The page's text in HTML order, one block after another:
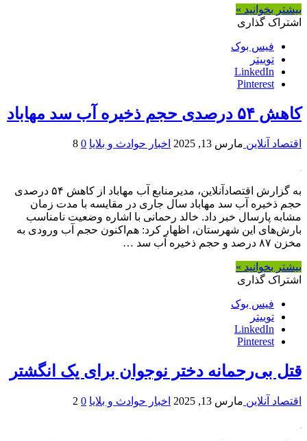
بیشتر بخوانید »
اشتراک گذاری
فیس بوک
توییتر
LinkedIn
Pinterest
کاهش ۵۴ درصدی حجم ذخیره آب سد مهاباد
اقتصاد آنلاین مارس 13, 2025 اخبار حوادث و بلایا 0
8
به گزارش اقتصادآنلاین، مدیرمنابع آب مهاباد از کاهش ۵۴ درصدی
حجم ذخیره آب سد مهاباد سال جاری در مقایسه با مدت زمان
مشابه پارسال خبر داد. خالد رحمانی با اشاره وضعیت نامناسب
بارش‌های این شهرستان، اظهار کرد: هم‌اکنون حجم آب ورودی به
مخزن ۸۷ درصد و حجم ذخیره آب سد …
بیشتر بخوانید »
اشتراک گذاری
فیس بوک
توییتر
LinkedIn
Pinterest
قتل بی‌رحمانه دختر نوجوان برای یک انگشتر
اقتصاد آنلاین مارس 13, 2025 اخبار حوادث و بلایا 0
2